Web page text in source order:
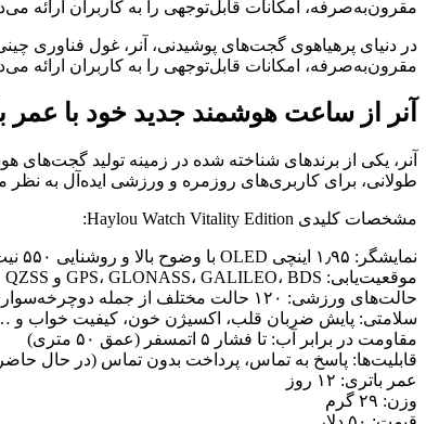
مقرون‌به‌صرفه، امکانات قابل‌توجهی را به کاربران ارائه
مقرون‌به‌صرفه، امکانات قابل‌توجهی را به کاربران ارائه
آنر از ساعت هوشمند جدید خود با عمر باتری ۱۲ روزه و قیمت مناسب
طولانی، برای کاربری‌های روزمره و ورزشی ایده‌آل به
مشخصات کلیدی Haylou Watch Vitality Edition:
نمایشگر: ۱٫۹۵ اینچی OLED با وضوح بالا و روشنایی ۵۵۰ نیت
موقعیت‌یابی: GPS، GLONASS، GALILEO، BDS و QZSS
حالت‌های ورزشی: ۱۲۰ حالت مختلف از جمله دوچرخه‌سواری، شنا و دویدن
سلامتی: پایش ضربان قلب، اکسیژن خون، کیفیت خواب و
مقاومت در برابر آب: تا فشار ۵ اتمسفر (عمق ۵۰ متری)
قابلیت‌ها: پاسخ به تماس، پرداخت بدون تماس (در حال
عمر باتری: ۱۲ روز
وزن: ۲۹ گرم